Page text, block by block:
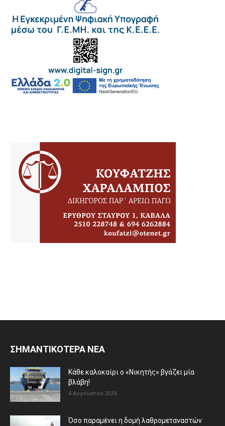
ΣΗΜΑΝΤΙΚΟΤΕΡΑ ΝΕΑ
Κάθε καλοκαίρι ο «Νικητής» βγάζει μία
βλάβη!
4 Αυγούστου 2026
Όσο παραμένει η δομή λαθρομεταναστών